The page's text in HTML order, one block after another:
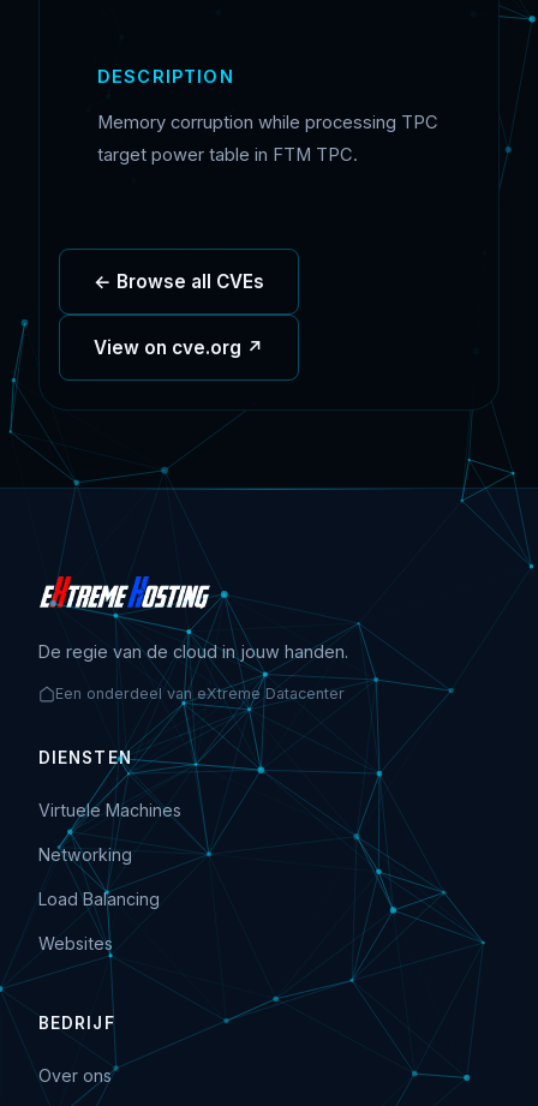
DESCRIPTION
Memory corruption while processing TPC
target power table in FTM TPC.
← Browse all CVEs
View on cve.org ↗
De regie van de cloud in jouw handen.
Een onderdeel van eXtreme Datacenter
DIENSTEN
Virtuele Machines
Networking
Load Balancing
Websites
BEDRIJF
Over ons